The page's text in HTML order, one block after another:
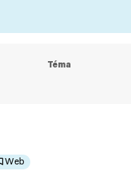
Téma
Web